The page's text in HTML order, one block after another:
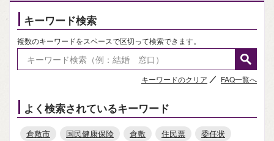
キーワード検索
複数のキーワードをスペースで区切って検索できます。
キーワードのクリア FAQ一覧へ
よく検索されているキーワード
倉敷市 国民健康保険 倉敷 住民票
委任状